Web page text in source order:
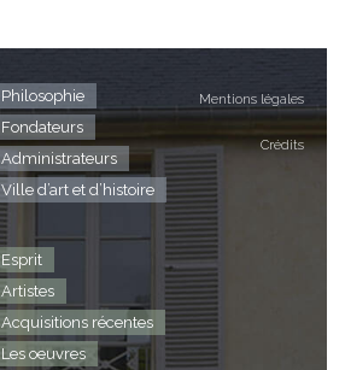
Mentions légales
Crédits
Philosophie
Fondateurs
Administrateurs
Ville d’art et d’histoire
Esprit
Artistes
Acquisitions récentes
Les oeuvres